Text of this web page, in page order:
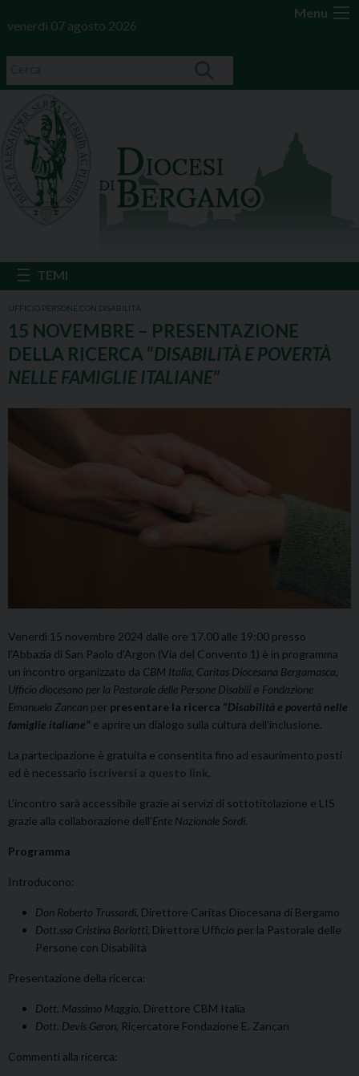
Menu
venerdì 07 agosto 2026
UFFICIO PERSONE CON DISABILITÀ
15 NOVEMBRE – PRESENTAZIONE
DELLA RICERCA “DISABILITÀ E POVERTÀ
NELLE FAMIGLIE ITALIANE”
Venerdì 15 novembre 2024 dalle ore 17.00 alle 19:00 presso
l’Abbazia di San Paolo d’Argon (Via del Convento 1) è in programma
un incontro organizzato da CBM Italia Caritas Diocesana Bergamasca
Ufficio diocesano per la Pastorale delle Persone Disabili e Fondazione
Emanuela Zancan per presentare la ricerca “Disabilità e povertà nelle
famiglie italiane” e aprire un dialogo sulla cultura dell’inclusione.
La partecipazione è gratuita e consentita fino ad esaurimento posti
ed è necessario iscriversi a questo link.
L’incontro sarà accessibile grazie ai servizi di sottotitolazione e LIS
grazie alla collaborazione dell’Ente Nazionale Sordi.
Programma
Introducono:
Don Roberto Trussardi , Direttore Caritas Diocesana di Bergamo
Dott.ssa Cristina Borlotti , Direttore Ufficio per la Pastorale delle
Persone con Disabilità
Presentazione della ricerca:
Dott. Massimo Maggio , Direttore CBM Italia
Dott. Devis Geron , Ricercatore Fondazione E. Zancan
Commenti alla ricerca: